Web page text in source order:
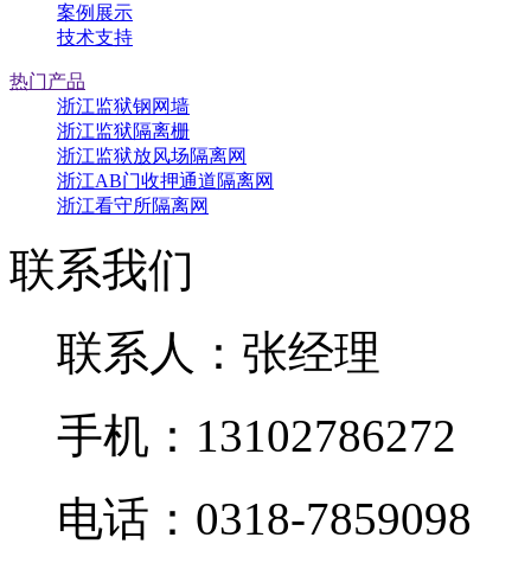
案例展示
技术支持
热门产品
浙江监狱钢网墙
浙江监狱隔离栅
浙江监狱放风场隔离网
浙江AB门收押通道隔离网
浙江看守所隔离网
联系我们
联系人：张经理
手机：13102786272
电话：0318-7859098